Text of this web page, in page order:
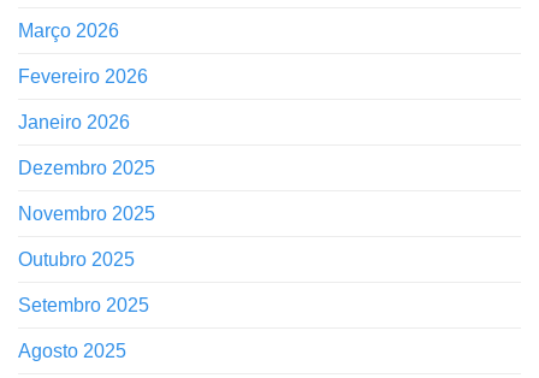
Março 2026
Fevereiro 2026
Janeiro 2026
Dezembro 2025
Novembro 2025
Outubro 2025
Setembro 2025
Agosto 2025